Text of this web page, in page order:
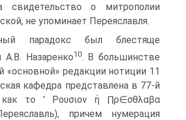
свидетельство о митрополии
не упоминает Переяславля.
парадокс был блестяще
А.В. Назаренко10. В большинстве
«основной» редакции нотиции 11
кафедра представлена в 77-й
как το ' Ρουσιον ή ∏ρ∈σθλαβα
причем нумерация